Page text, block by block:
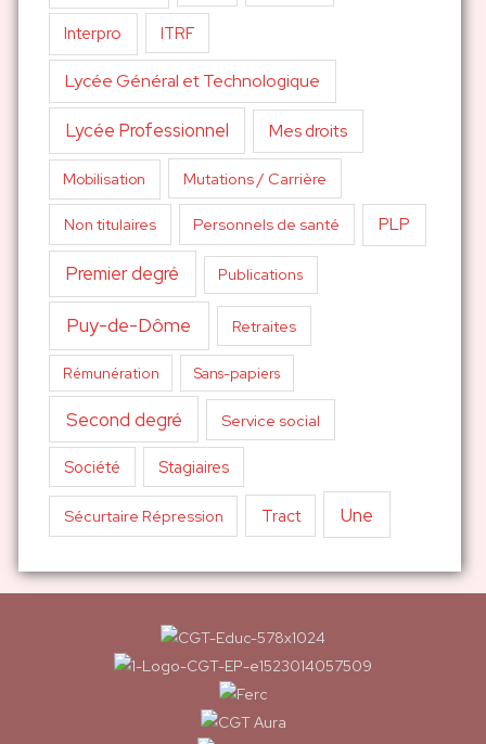
Interpro ITRF
Lycée Général et Technologique
Lycée Professionnel Mes droits
Mobilisation Mutations / Carrière
Non titulaires Personnels de santé PLP
Premier degré Publications
Puy-de-Dôme Retraites
Rémunération Sans-papiers
Second degré Service social
Société Stagiaires
Sécurtaire Répression Tract Une